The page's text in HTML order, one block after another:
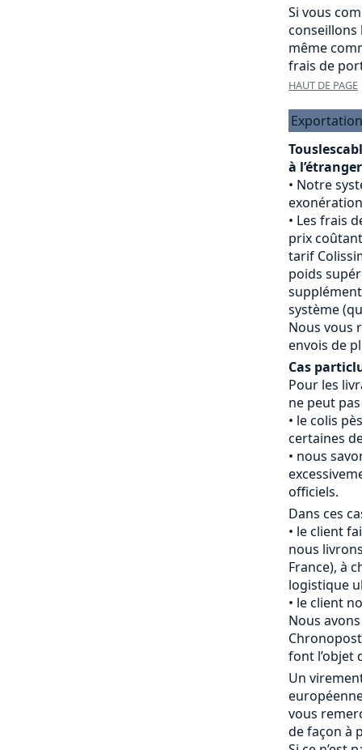
Si vous
conseillons
même
frais de
HAUT DE PAGE
à
Notre
Les frais
prix
tarif
poids
système
Nous vous
envois de
Cas
Pour les
ne peut
le colis
certaines
nous
officiels.
Dans ces
le client
nous
France), à
logistique
le client
Nous
font l’objet
Un
vous
de façon à